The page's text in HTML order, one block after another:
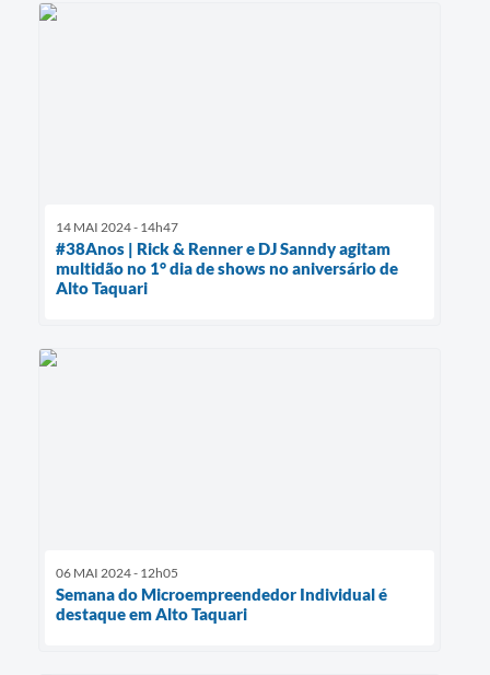
14 MAI 2024 - 14h47
#38Anos | Rick & Renner e DJ Sanndy agitam
multidão no 1° dia de shows no aniversário de
Alto Taquari
06 MAI 2024 - 12h05
Semana do Microempreendedor Individual é
destaque em Alto Taquari